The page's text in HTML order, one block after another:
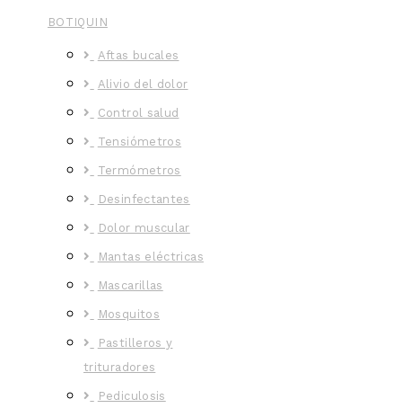
BOTIQUIN
Aftas bucales
Alivio del dolor
Control salud
Tensiómetros
Termómetros
Desinfectantes
Dolor muscular
Mantas eléctricas
Mascarillas
Mosquitos
Pastilleros y
trituradores
Pediculosis